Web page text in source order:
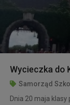
Wycieczka do
Samorząd
Dnia 20 maja klasy